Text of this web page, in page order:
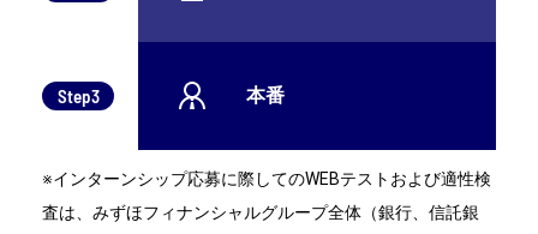
Step3 本番
※インターンシップ応募に際してのWEBテストおよび適性検
査は、みずほフィナンシャルグループ全体（銀行、信託銀